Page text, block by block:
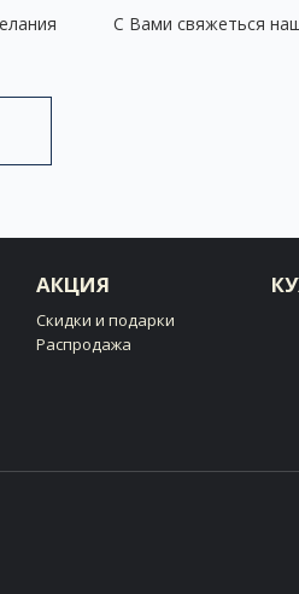
С Вами свяжеться
АКЦИЯ
Скидки и подарки
Распродажа